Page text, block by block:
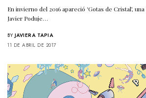
En invierno del 2016 apareció ‘Gotas de Cristal’,
Javier Poduje…
BY JAVIERA TAPIA
11 DE ABRIL DE 2017